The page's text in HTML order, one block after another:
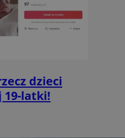
dzieci
latki!